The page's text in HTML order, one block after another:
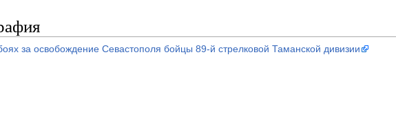
за освобождение Севастополя бойцы 89-й стрелковой Таманской дивизии